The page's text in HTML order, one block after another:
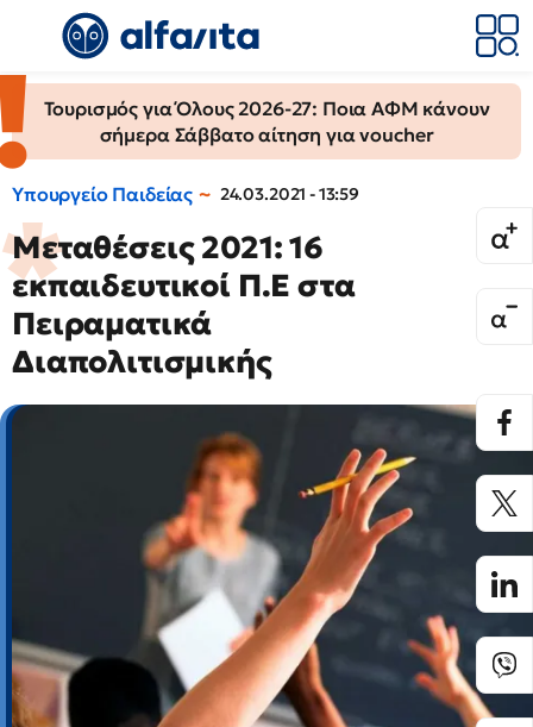
Τουρισμός για Όλους 2026-27: Ποια ΑΦΜ κάνουν
σήμερα Σάββατο αίτηση για voucher
Υπουργείο Παιδείας 24.03.2021 - 13:59
Mεταθέσεις 2021: 16
εκπαιδευτικοί Π.Ε στα
Πειραματικά
Διαπολιτισμικής